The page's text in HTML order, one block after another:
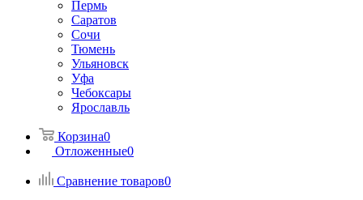
Пермь
Саратов
Сочи
Тюмень
Ульяновск
Уфа
Чебоксары
Ярославль
Корзина0
Отложенные0
Сравнение товаров0